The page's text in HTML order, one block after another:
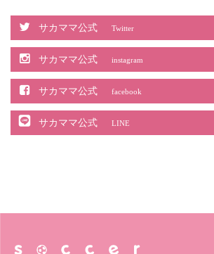
サカママ公式 Twitter
サカママ公式 instagram
サカママ公式 facebook
サカママ公式 LINE